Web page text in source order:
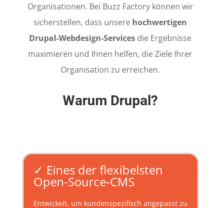
Organisationen. Bei Buzz Factory können wir
sicherstellen, dass unsere hochwertigen
Drupal-Webdesign-Services die Ergebnisse
maximieren und Ihnen helfen, die Ziele Ihrer
Organisation zu erreichen.
Warum Drupal?
✓ Eines der flexibelsten
Open-Source-CMS
Entwickelt, um kundenspezifisch angepasst zu